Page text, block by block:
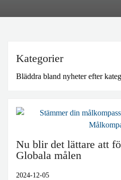
BLIR VÄRLDEN
Kategorier
Bläddra bland nyheter efter
Nu blir det lättare att
Globala målen
2024-12-05